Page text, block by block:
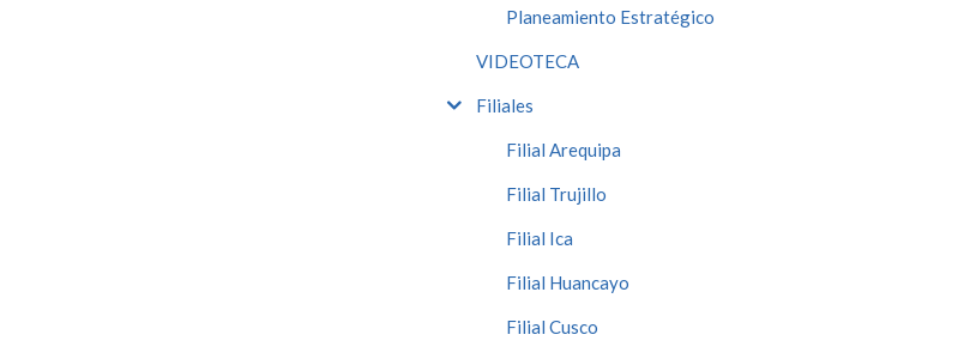
Planeamiento Estratégico
VIDEOTECA
Filiales
Filial Arequipa
Filial Trujillo
Filial Ica
Filial Huancayo
Filial Cusco